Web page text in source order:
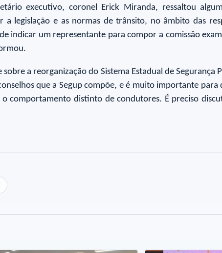
executivo, coronel Erick Miranda, ressaltou
legislação e as normas de trânsito, no âmbito das
indicar um representante para compor a comissão
a reorganização do Sistema Estadual de
que a Segup compõe, e é muito importante
comportamento distinto de condutores. É preciso